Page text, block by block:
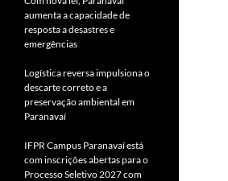
aumenta a capacidade de
resposta a desastres e
emergências
Logística reversa impulsiona o
descarte correto e a
preservação ambiental em
Paranavaí
IFPR Campus Paranavaí está
com inscrições abertas para o
Processo Seletivo 2027 com